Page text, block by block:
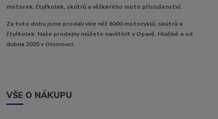
motorek, čtyřkolek, skútrů a věškerého moto příslušenství.
Za tuto dobu jsme prodali více něž 6000 motocyklů, skútrů a
čtyřkolek. Naše prodejny můžete navštívit v Opavě, Hlučíně a od
dubna 2025 v Olomouci.
VŠE O NÁKUPU